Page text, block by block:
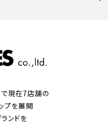
現在7店舗の
プを展開
ンドを